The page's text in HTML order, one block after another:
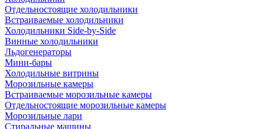
Отдельностоящие холодильники
Встраиваемые холодильники
Холодильники Side-by-Side
Винные холодильники
Льдогенераторы
Мини-бары
Холодильные витрины
Морозильные камеры
Встраиваемые морозильные камеры
Отдельностоящие морозильные камеры
Морозильные лари
Стиральные машины